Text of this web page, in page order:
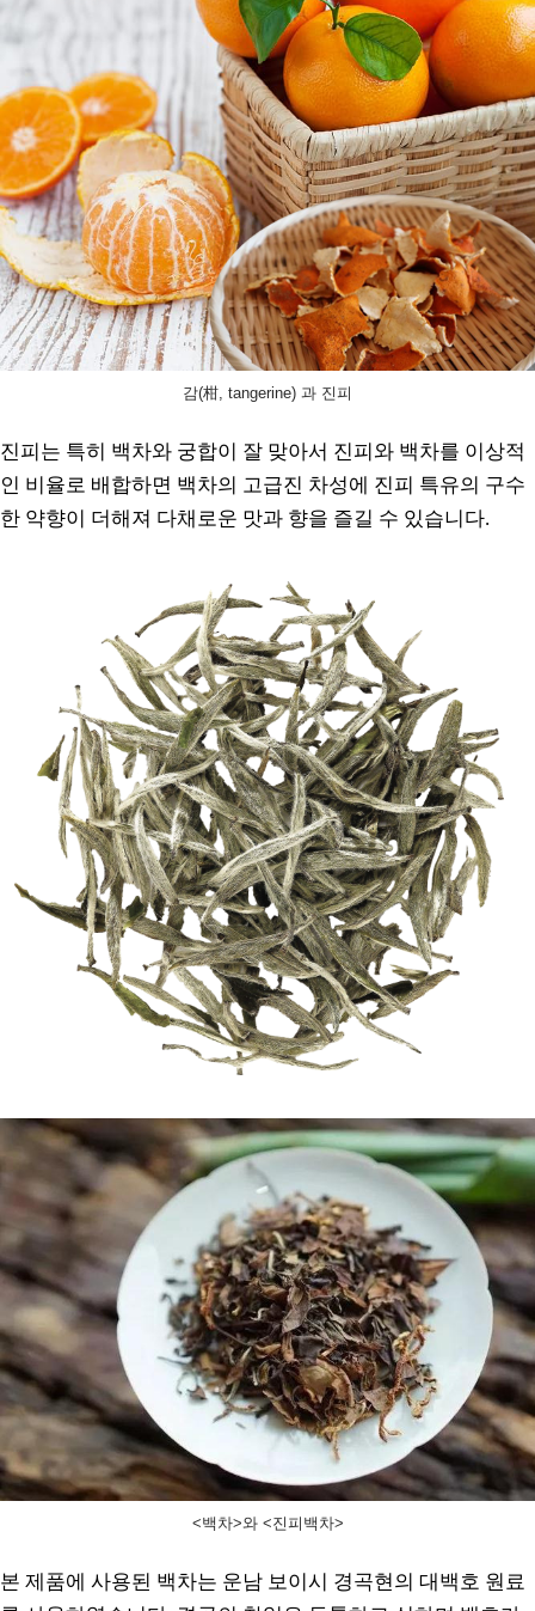
감(柑, tangerine) 과 진피
진피는 특히 백차와 궁합이 잘 맞아서 진피와 백차를 이상적
인 비율로 배합하면 백차의 고급진 차성에 진피 특유의 구수
한 약향이 더해져 다채로운 맛과 향을 즐길 수 있습니다.
<백차>와 <진피백차>
본 제품에 사용된 백차는 운남 보이시 경곡현의 대백호 원료